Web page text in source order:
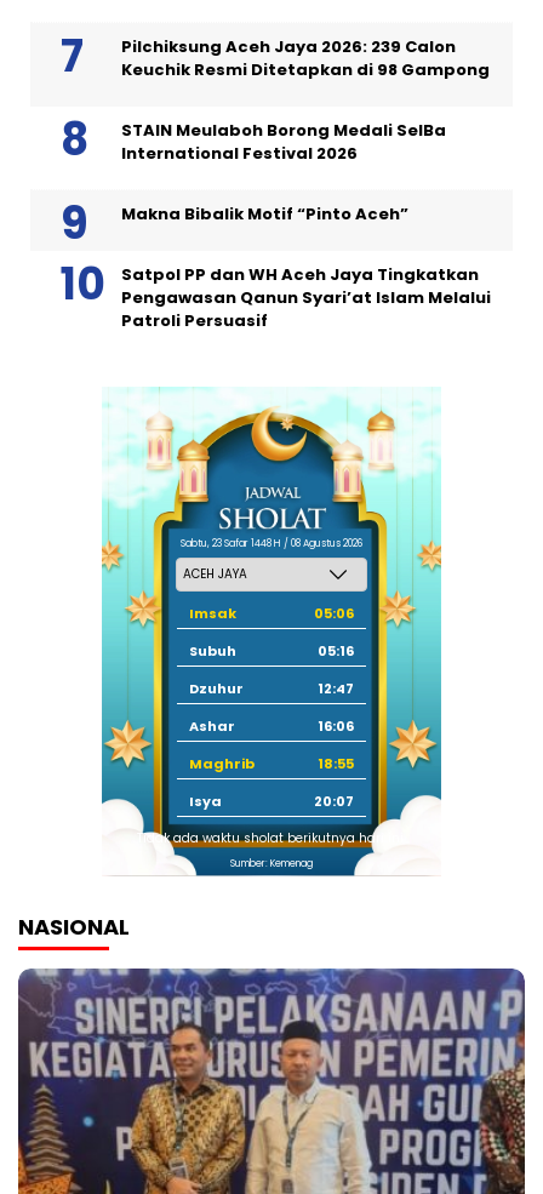
Pilchiksung Aceh Jaya 2026: 239 Calon
Keuchik Resmi Ditetapkan di 98 Gampong
STAIN Meulaboh Borong Medali SeIBa
International Festival 2026
Makna Bibalik Motif “Pinto Aceh”
Satpol PP dan WH Aceh Jaya Tingkatkan
Pengawasan Qanun Syari’at Islam Melalui
Patroli Persuasif
Sabtu, 23 Safar 1448 H / 08 Agustus 2026
Imsak
05:06
Subuh
05:16
Dzuhur
12:47
Ashar
16:06
Maghrib
18:55
Isya
20:07
Tidak ada waktu sholat berikutnya hari ini.
Sumber: Kemenag
NASIONAL